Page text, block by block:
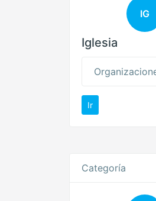
IG
Iglesia
Ir
Categoría